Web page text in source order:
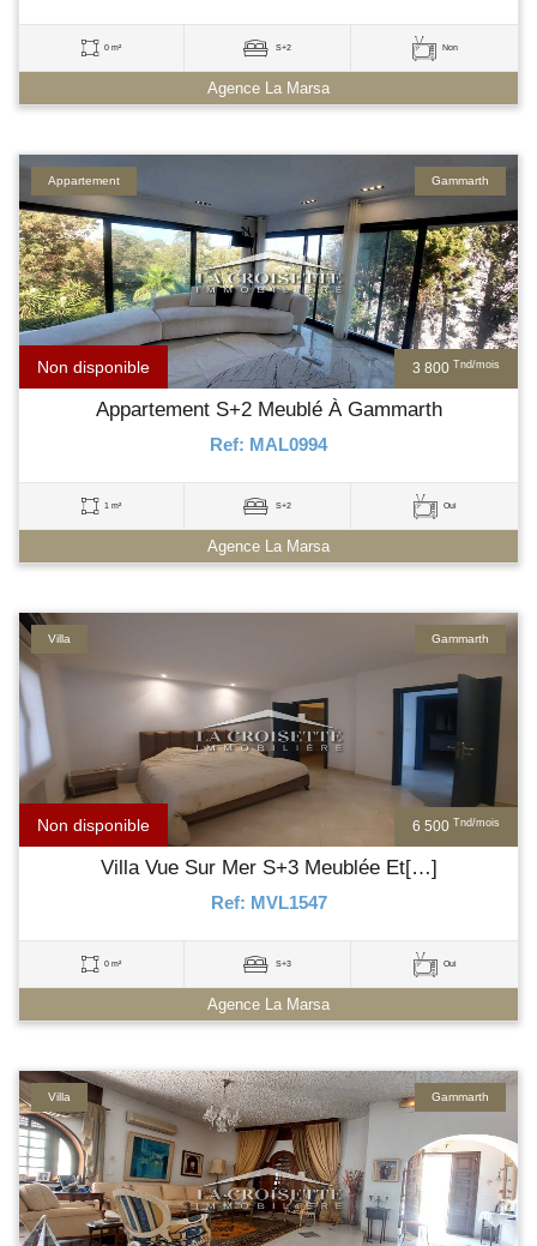
0 m² S+2 Non
Agence La Marsa
3 800 Tnd/mois
Non disponible
Gammarth
Appartement
Appartement S+2 Meublé À Gammarth
Ref: MAL0994
1 m² S+2 Oui
Agence La Marsa
6 500 Tnd/mois
Non disponible
Gammarth
Villa
Villa Vue Sur Mer S+3 Meublée Et[…]
Ref: MVL1547
0 m² S+3 Oui
Agence La Marsa
Gammarth
Villa